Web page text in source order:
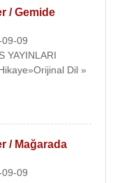
Pollock
Newnes
Aynı
Çiftin
1924 yılında
itibaren
/ Gemide
09-09
YAYINLARI
Dil »
/ Mağarada
09-09